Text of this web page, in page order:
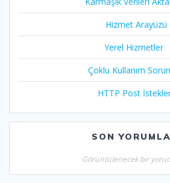
Hizmet Arayüzü
Yerel Hizmetler
Çoklu Kullanım
HTTP Post
SON
Görüntülenecek bir